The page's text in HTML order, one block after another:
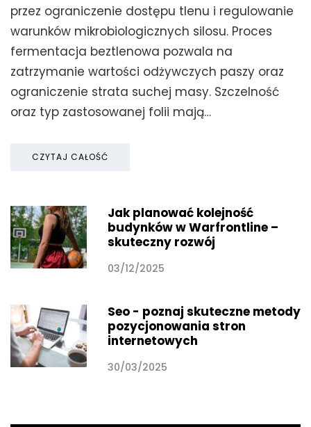
przez ograniczenie dostępu tlenu i regulowanie
warunków mikrobiologicznych silosu. Proces
fermentacja beztlenowa pozwala na
zatrzymanie wartości odżywczych paszy oraz
ograniczenie strata suchej masy. Szczelność
oraz typ zastosowanej folii mają…
CZYTAJ CAŁOŚĆ
Jak planować kolejność
budynków w Warfrontline –
skuteczny rozwój
03/12/2025
Seo - poznaj skuteczne metody
pozycjonowania stron
internetowych
30/03/2025